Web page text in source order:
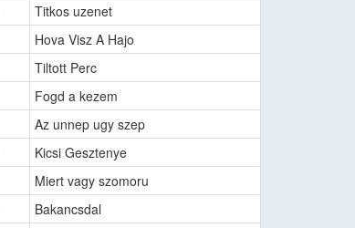
Titkos uzenet
Hova Visz A Hajo
Tiltott Perc
Fogd a kezem
Az unnep ugy szep
Kicsi Gesztenye
Miert vagy szomoru
Bakancsdal